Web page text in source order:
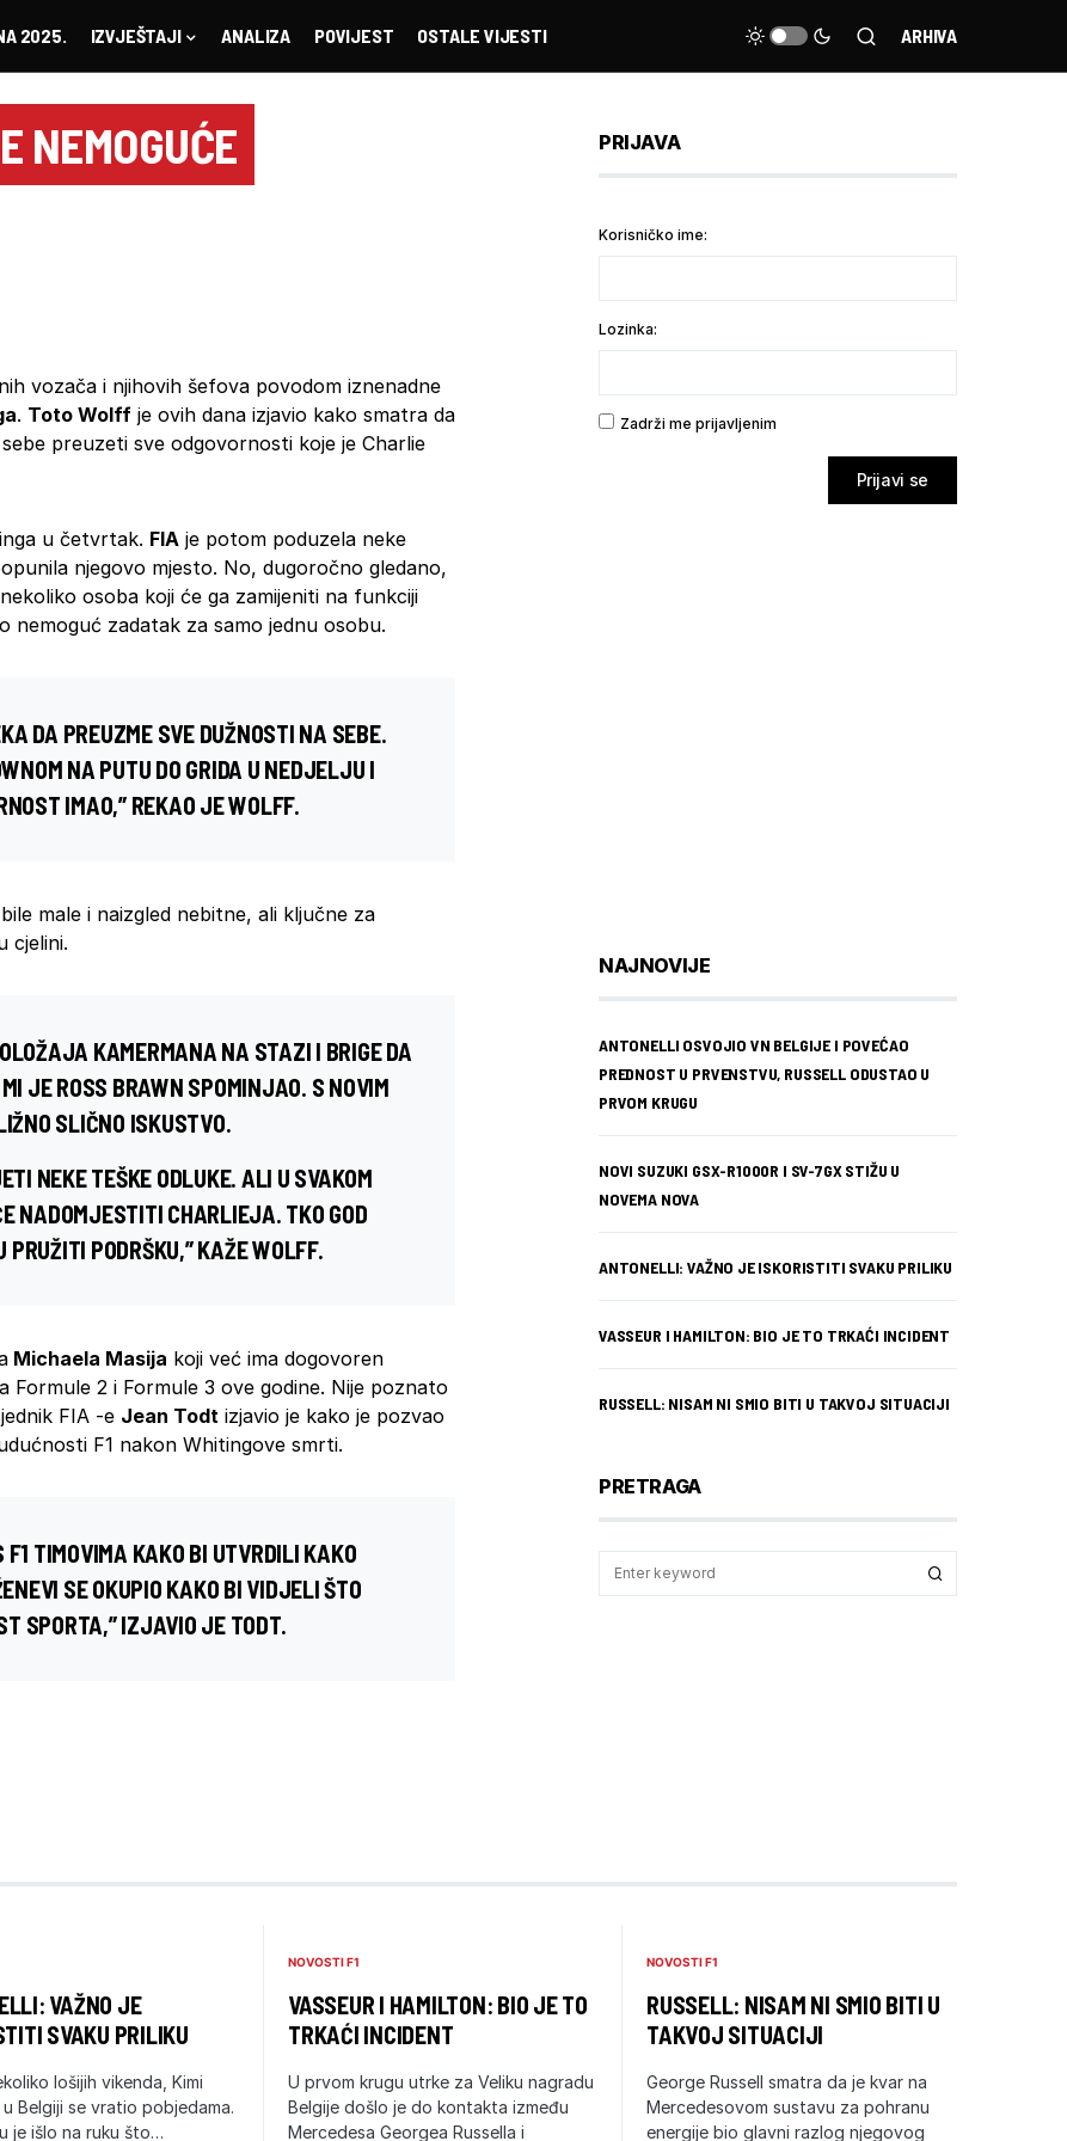
2025. IZVJEŠTAJI ANALIZA POVIJEST OSTALE VIJESTI ARHIVA
NEMOGUĆE
vozača i njihovih šefova povodom iznenadne
. Toto Wolff je ovih dana izjavio kako smatra da
preuzeti sve odgovornosti koje je Charlie
u četvrtak. FIA je potom poduzela neke
njegovo mjesto. No, dugoročno gledano,
osoba koji će ga zamijeniti na funkciji
zadatak za samo jednu osobu.
DA PREUZME SVE DUŽNOSTI NA SEBE.
NA PUTU DO GRIDA U NEDJELJU I
IMAO,” REKAO JE WOLFF.
male i naizgled nebitne, ali ključne za
cjelini.
KAMERMANA NA STAZI I BRIGE DA
JE ROSS BRAWN SPOMINJAO. S NOVIM
SLIČNO ISKUSTVO.
NEKE TEŠKE ODLUKE. ALI U SVAKOM
NADOMJESTITI CHARLIEJA. TKO GOD
PRUŽITI PODRŠKU,” KAŽE WOLFF.
Michaela Masija koji već ima dogovoren
2 i Formule 3 ove godine. Nije poznato
FIA -e Jean Todt izjavio je kako je pozvao
F1 nakon Whitingove smrti.
TIMOVIMA KAKO BI UTVRDILI KAKO
SE OKUPIO KAKO BI VIDJELI ŠTO
SPORTA,” IZJAVIO JE TODT.
PRIJAVA
Korisničko ime:
Lozinka:
Zadrži me prijavljenim
Prijavi se
NAJNOVIJE
ANTONELLI OSVOJIO VN BELGIJE I POVEĆAO
PREDNOST U PRVENSTVU, RUSSELL ODUSTAO U
PRVOM KRUGU
NOVI SUZUKI GSX-R1000R I SV-7GX STIŽU U
NOVEMA NOVA
ANTONELLI: VAŽNO JE ISKORISTITI SVAKU PRILIKU
VASSEUR I HAMILTON: BIO JE TO TRKAĆI INCIDENT
RUSSELL: NISAM NI SMIO BITI U TAKVOJ SITUACIJI
PRETRAGA
VAŽNO JE
SVAKU PRILIKU
lošijih vikenda, Kimi
Belgiji se vratio pobjedama.
je išlo na ruku što…
NOVOSTI F1
VASSEUR I HAMILTON: BIO JE TO
TRKAĆI INCIDENT
U prvom krugu utrke za Veliku nagradu
Belgije došlo je do kontakta između
Mercedesa Georgea Russella i
NOVOSTI F1
RUSSELL: NISAM NI SMIO BITI U
TAKVOJ SITUACIJI
George Russell smatra da je kvar na
Mercedesovom sustavu za pohranu
energije bio glavni razlog njegovog